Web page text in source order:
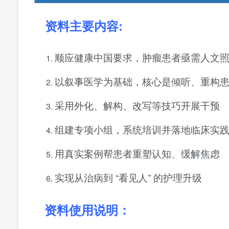
资料主要内容:
顺应健康中国要求，肿瘤患者亟需人文
以叙事医学为基础，核心是倾听、重构
采用外化、解构、改写等技巧开展干预
组建专项小组，系统培训并落地临床实践
用真实案例帮患者重塑认知、缓解焦虑
实现从治病到 “看见人” 的护理升级
资料使用说明：